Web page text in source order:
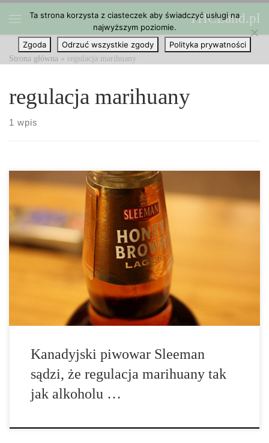
Przejdź do treści THCLand.pl
Strona główna » regulacja marihuany
regulacja marihuany
1 wpis
Założyciel Sleeman Breweries, trzeciego co do wielkości browaru
w Kanadzie, widzi podobieństwo pomiędzy prohibicją alkoholową
i aktualnym stanem marihuany. Kiedy John Sleeman przywrócił
rodzinny browar w 1988 roku, sprowadził biznes, który uplasował
się w wyblakłą erę prohibicji alkoholowej. Wracając do […]
Kanadyjski piwowar Sleeman
sądzi, że regulacja marihuany tak
jak alkoholu …
Ta strona korzysta z ciasteczek aby świadczyć usługi na
najwyższym poziomie.
Zgoda
Odrzuć wszystkie zgody Polityka prywatności